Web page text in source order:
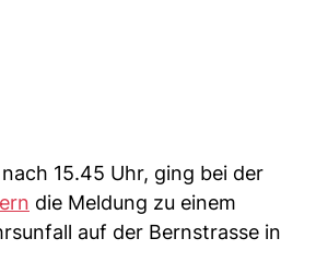
15.45 Uhr, ging bei der
die Meldung zu einem
auf der Bernstrasse in